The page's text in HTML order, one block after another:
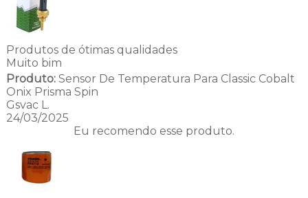
Produtos de ótimas qualidades
Muito bim
Produto:Sensor De Temperatura Para Classic Cobalt
Onix Prisma Spin
Gsvac L.
24/03/2025
Eu recomendo esse produto.